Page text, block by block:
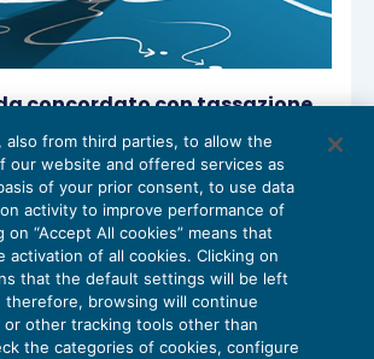
concordato con tassazione
11/10/2024
eSandro Cerato – Direttore
Studi Tributari
also from third parties, to allow the
our website and offered services as
of your prior consent, to use data
activity to improve performance of
on “Accept All cookies” means that
activation of all cookies. Clicking on
that the default settings will be left
therefore, browsing will continue
other tracking tools other than
the categories of cookies, configure